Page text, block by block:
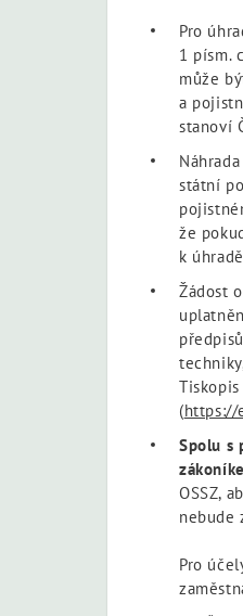
Pro
1 písm.
může
a
stanoví
státní
že
k
Žádost
(https://
Spolu s
OSSZ,
nebude
Pro